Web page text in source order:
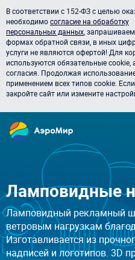
В соответствии с 152-ФЗ с целью
необходимосогласие на обработку
персональных данных ,
формах обратной связи, в иных
услуги не являются офертой! Для
используются обязательные
согласия. Продолжая
применением всех типов cookie.
закройте сайт или измените
Ламповидные
Ламповидный рекламный
ветровым нагрузкам
Изготавливается из
надписей и логотипов. 3D